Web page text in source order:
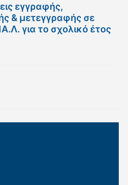
εγγραφής,
& μετεγγραφής σε
για το σχολικό έτος